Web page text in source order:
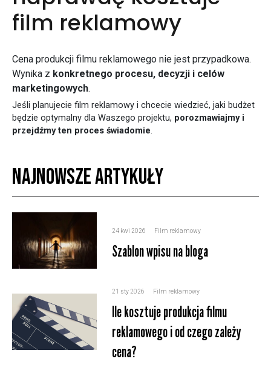
film reklamowy
Cena produkcji filmu reklamowego nie jest przypadkowa.
Wynika z konkretnego procesu, decyzji i celów
marketingowych.
Jeśli planujecie film reklamowy i chcecie wiedzieć, jaki budżet
będzie optymalny dla Waszego projektu, porozmawiajmy i
przejdźmy ten proces świadomie.
Najnowsze artykuły
24 kwi 2026 Film reklamowy
Szablon wpisu na bloga
21 sty 2026 Film reklamowy
Ile kosztuje produkcja filmu
reklamowego i od czego zależy
cena?